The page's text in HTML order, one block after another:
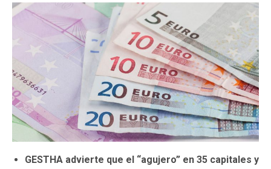
GESTHA advierte que el “agujero” en 35 capitales y